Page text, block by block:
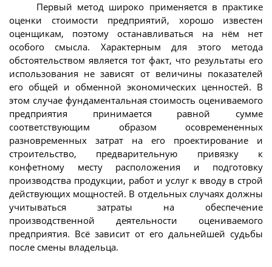
Первый метод широко применяется в практике
оценки стоимости предприятий, хорошо известен
оценщикам, поэтому останавливаться на нём нет
особого смысла. Характерным для этого метода
обстоятельством является тот факт, что результаты его
использования не зависят от величины показателей
его общей и обменной экономических ценностей. В
этом случае фундаментальная стоимость оцениваемого
предприятия принимается равной сумме
соответствующим образом осовремененных
разновременных затрат на его проектирование и
строительство, предварительную привязку к
конфетному месту расположения и подготовку
производства продукции, работ и услуг к вводу в строй
действующих мощностей. В отдельных случаях должны
учитываться затраты на обеспечение
производственной деятельности оцениваемого
предприятия. Всё зависит от его дальнейшей судьбы
после смены владельца.